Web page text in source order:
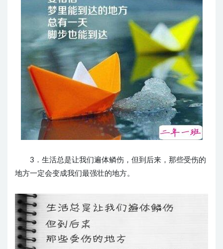
3．生活总是让我们遍体鳞伤，但到后来，那些受伤的
地方一定会变成我们最强壮的地方。